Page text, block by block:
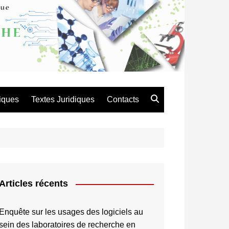
de Recherche en
et Technologie
Textes Juridiques Contacts
récents
Enquête sur les usages des logiciels au
des laboratoires de recherche en